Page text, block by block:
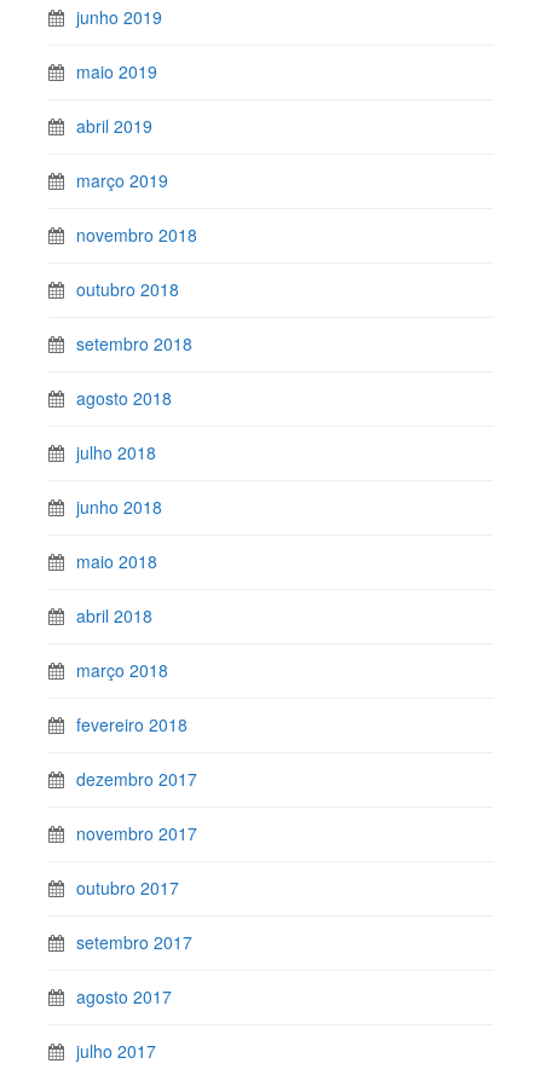
junho 2019
maio 2019
abril 2019
março 2019
novembro 2018
outubro 2018
setembro 2018
agosto 2018
julho 2018
junho 2018
maio 2018
abril 2018
março 2018
fevereiro 2018
dezembro 2017
novembro 2017
outubro 2017
setembro 2017
agosto 2017
julho 2017